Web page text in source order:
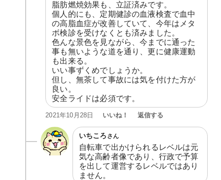
脂肪燃焼効果も、立証済みです。
個人的にも、定期健診の血液検査で血中
の高脂血症が改善していて、今年はメタ
ボ検診を受けなくとも済みました。
色んな景色を見ながら、今までに通った
事も無いような道を通り、更に健康運動
も出来る。
いい事ずくめでしょうか。
但し、無茶して事故には気を付けた方が
良い。
安全ライドは必須です。
2021年10月28日 いいね！ 返信する
いちころ さん
自転車で出かけられるレベルは元
気な高齢者像であり、行政で予算
を出して運営するレベルではあり
ません。